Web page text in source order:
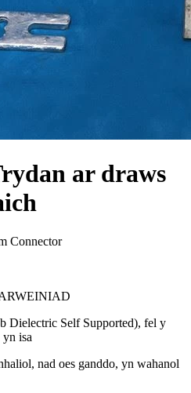
ar draws
Connector
Dielectric Self Supported), fel y
isa
nad oes ganddo, yn wahanol